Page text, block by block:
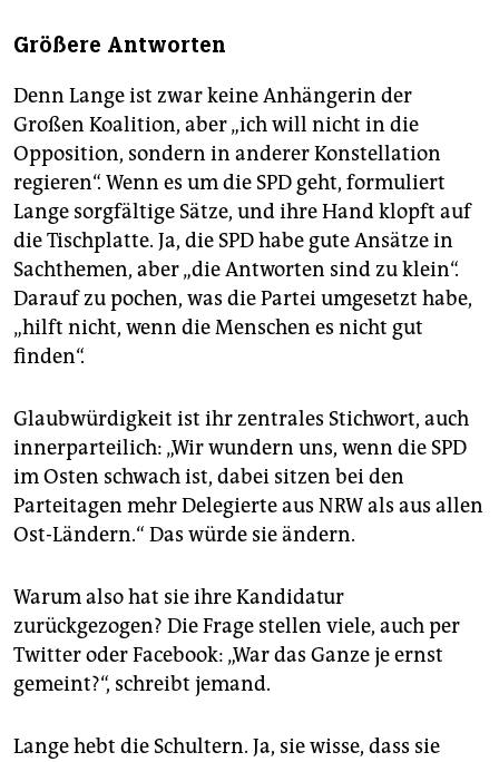
Größere Antworten
Denn Lange ist zwar keine Anhängerin der
Großen Koalition, aber „ich will nicht in die
Opposition, sondern in anderer Konstellation
regieren“. Wenn es um die SPD geht, formuliert
Lange sorgfältige Sätze, und ihre Hand klopft auf
die Tischplatte. Ja, die SPD habe gute Ansätze in
Sach­themen, aber „die Antworten sind zu klein“.
Darauf zu pochen, was die Partei umgesetzt habe,
„hilft nicht, wenn die Menschen es nicht gut
finden“.
Glaubwürdigkeit ist ihr zen­trales Stichwort, auch
innerparteilich: „Wir wundern uns, wenn die SPD
im Osten schwach ist, dabei sitzen bei den
Parteitagen mehr Delegierte aus NRW als aus allen
Ost-Ländern.“ Das würde sie ändern.
Warum also hat sie ihre Kandidatur
zurückgezogen? Die Frage stellen viele, auch per
Twitter oder Facebook: „War das Ganze je ernst
gemeint?“, schreibt jemand.
Lange hebt die Schultern. Ja, sie wisse, dass sie